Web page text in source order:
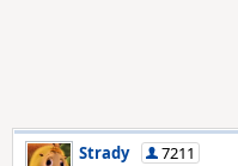
Strady
7211